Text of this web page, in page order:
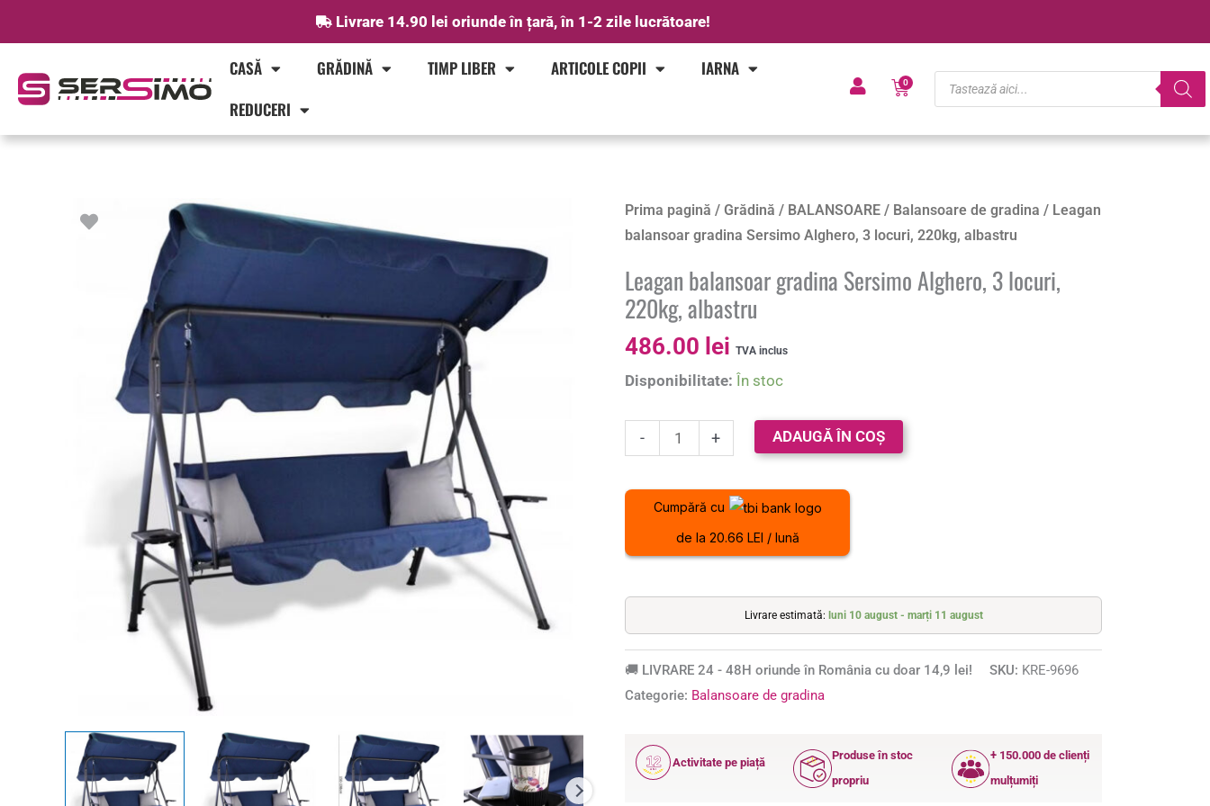
Livrare 14.90 lei oriunde în țară, în 1-2 zile lucrătoare!
CASĂ GRĂDINĂ TIMP LIBER ARTICOLE COPII
IARNA
REDUCERI
0
Cart
Products
search
Prima pagină /Grădină / BALANSOARE / Balansoare de gradina / Leagan
balansoar gradina Sersimo Alghero, 3 locuri, 220kg, albastru
Leagan balansoar gradina Sersimo Alghero, 3 locuri,
220kg, albastru
486.00 lei TVA inclus
Disponibilitate: În stoc
-
Cantitate
Leagan
gradina
Sersimo
Alghero,
locuri,
albastru
+ ADAUGĂ ÎN COȘ
Cumpără cu
de la 20.66 LEI / lună
Livrare estimată: luni 10 august - marți 11 august
🚚 LIVRARE 24 - 48H oriunde în România cu doar 14,9 lei! SKU: KRE-9696
Categorie: Balansoare de gradina
12
ANI
Activitate pe piață
Produse în stoc
propriu
+ 150.000 de clienți
mulțumiți